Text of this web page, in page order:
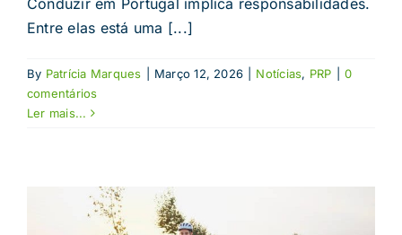
Entre elas está uma [...]
By Patrícia Marques Março 12, 2026 Notícias, PRP
0
comentários
Ler mais...